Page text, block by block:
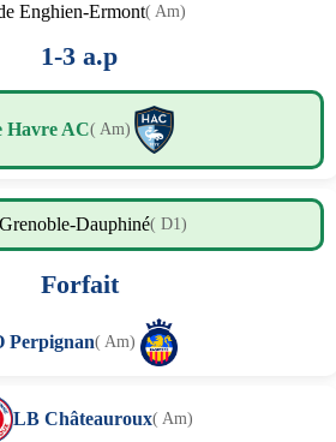
Enghien-Ermont( Am)
1-3 a.p
Havre AC( Am)
Dauphiné( D1)
Forfait
Perpignan( Am)
LB Châteauroux( Am)